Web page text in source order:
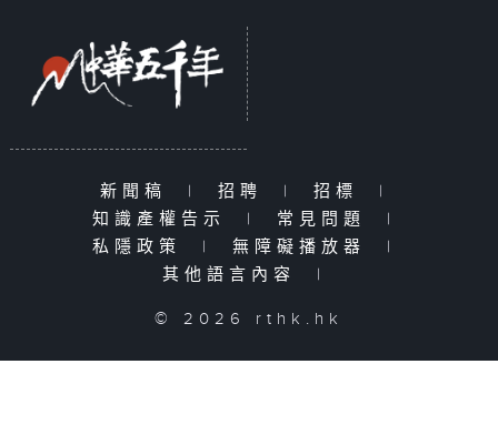
新聞稿 | 招聘 | 招標
|
知識產權告示
| 常見問題
|
私隱政策
| 無障礙播放器
|
其他語言內容
|
© 2026 rthk.hk